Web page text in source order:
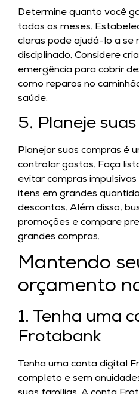
Determine quanto você
todos os meses.
claras pode ajudá-lo a se
disciplinado. Considere
emergência para cobrir
como reparos no
saúde.
5. Planeje
Planejar suas compras é
controlar gastos. Faça
evitar compras
itens em grandes
descontos. Além disso,
promoções e compare
grandes compras.
Mantendo
orçamento
1. Tenha uma
Frotabank
Tenha uma conta digital
completo e sem